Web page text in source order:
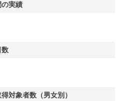
実績
数
対象者数（男女別）